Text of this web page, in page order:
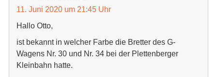
11. Juni 2020 um 21:45 Uhr
Hallo Otto,
ist bekannt in welcher Farbe die Bretter des G-
Wagens Nr. 30 und Nr. 34 bei der Plettenberger
Kleinbahn hatte.